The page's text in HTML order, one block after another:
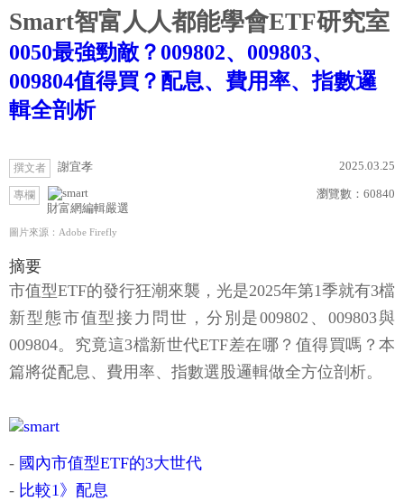
Smart智富人人都能學會ETF研究室
0050最強勁敵？009802、009803、
009804值得買？配息、費用率、指數邏
輯全剖析
撰文者 謝宜孝 2025.03.25
專欄
財富網編輯嚴選
瀏覽數： 60840
圖片來源：Adobe Firefly
摘要
市值型ETF的發行狂潮來襲，光是2025年第1季就有3檔
新型態市值型接力問世，分別是009802、009803與
009804。究竟這3檔新世代ETF差在哪？值得買嗎？本
篇將從配息、費用率、指數選股邏輯做全方位剖析。
- 國內市值型ETF的3大世代
- 比較1》配息